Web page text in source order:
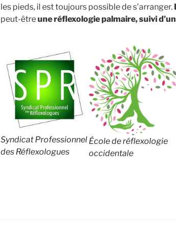
les pieds, il est toujours possible de s’arranger.
peut-êtreune réflexologie palmaire, suivi
Syndicat Professionnel
des Réflexologues
École de réflexologie
occidentale